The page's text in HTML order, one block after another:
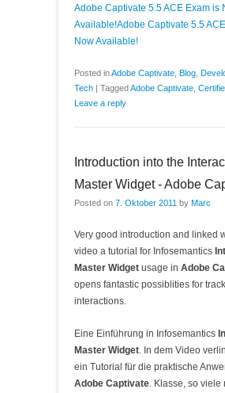
Adobe Captivate 5.5 ACE Exam is
Available!Adobe Captivate 5.5
Now Available!
Posted inAdobe Captivate Blog
Tech | TaggedAdobe Captivate
Leave a reply
Introduction into the
Master Widget - Adobe
Posted on 7. Oktober 2011 by Marc
Very good introduction and linked
video a tutorial for Infosemantics
Master Widget usage in Adobe
opens fantastic possiblities for
interactions.
Eine Einführung in Infosemantics
Master Widget. In dem Video
ein Tutorial für die praktische
Adobe Captivate. Klasse, so viele